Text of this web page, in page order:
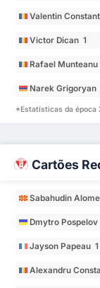
Valentin
Victor Dican 1
Rafael Munteanu
Narek Grigoryan
*Estatísticas da época
Cartões
Sabahudin
Dmytro
Jayson Papeau 1
Alexandru